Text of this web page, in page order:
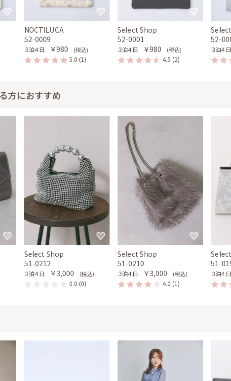
NOCTILUCA
52-0009
３泊４日 ￥980 (税込)
5.0 (1)
Select Shop
52-0001
３泊４日 ￥980 (税込)
4.5 (2)
52-
３泊４日
方におすすめ
Select Shop
51-0212
３泊４日 ￥3,000 (税込)
0.0 (0)
Select Shop
51-0210
３泊４日 ￥3,000 (税込)
4.0 (1)
51-
３泊４日